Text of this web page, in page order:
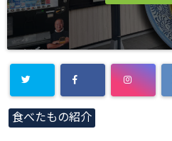
食べたもの紹介